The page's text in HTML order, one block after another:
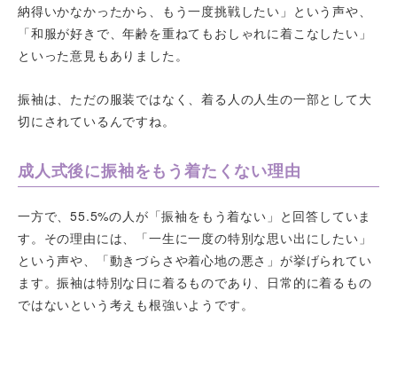
納得いかなかったから、もう一度挑戦したい」という声や、
「和服が好きで、年齢を重ねてもおしゃれに着こなしたい」
といった意見もありました。
振袖は、ただの服装ではなく、着る人の人生の一部として大
切にされているんですね。
成人式後に振袖をもう着たくない理由
一方で、55.5%の人が「振袖をもう着ない」と回答していま
す。その理由には、「一生に一度の特別な思い出にしたい」
という声や、「動きづらさや着心地の悪さ」が挙げられてい
ます。振袖は特別な日に着るものであり、日常的に着るもの
ではないという考えも根強いようです。